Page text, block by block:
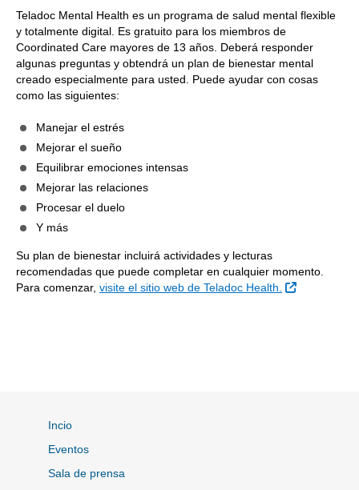
Teladoc Mental Health es un programa de salud mental flexible
y totalmente digital. Es gratuito para los miembros de
Coordinated Care mayores de 13 años. Deberá responder
algunas preguntas y obtendrá un plan de bienestar mental
creado especialmente para usted. Puede ayudar con cosas
como las siguientes:
Manejar el estrés
Mejorar el sueño
Equilibrar emociones intensas
Mejorar las relaciones
Procesar el duelo
Y más
Su plan de bienestar incluirá actividades y lecturas
recomendadas que puede completar en cualquier momento.
Para comenzar, visite el sitio web de Teladoc Health. Sitio
Incio
Eventos
Sala de prensa